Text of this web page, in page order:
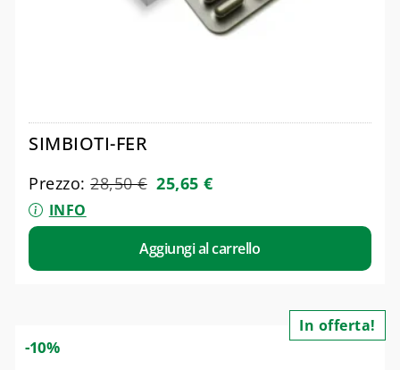
SIMBIOTI-FER
Prezzo:28,50€ 25,65€
INFO
Aggiungi al carrello
In offerta!
-10%